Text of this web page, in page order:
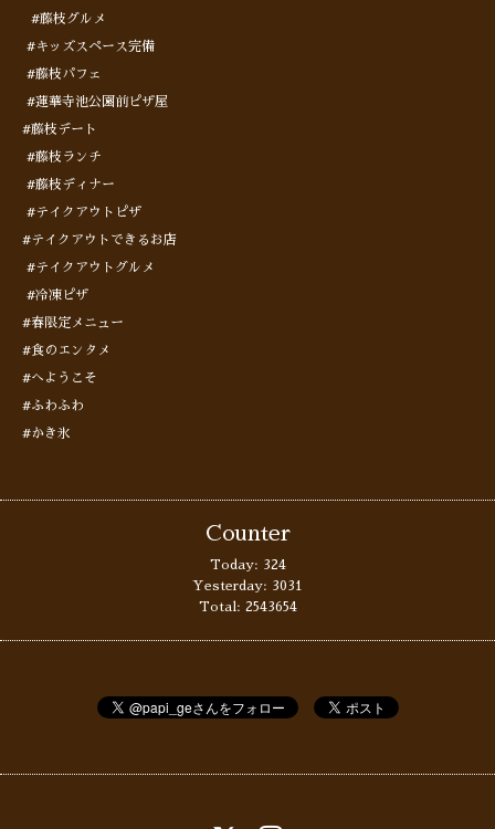
#藤枝グルメ
#キッズスペース完備
#藤枝パフェ
#蓮華寺池公園前ピザ屋
#藤枝デート
#藤枝ランチ
#藤枝ディナー
#テイクアウトピザ
#テイクアウトできるお店
#テイクアウトグルメ
#冷凍ピザ
#春限定メニュー
#食のエンタメ
#へようこそ
#ふわふわ
#かき氷
Counter
Today: 324
Yesterday: 3031
Total: 2543654